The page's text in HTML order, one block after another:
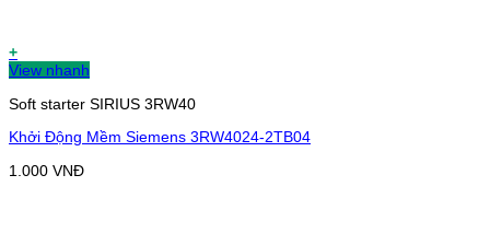
+
View nhanh
Soft starter SIRIUS 3RW40
Khởi Động Mềm Siemens 3RW4024-2TB04
1.000 VNĐ